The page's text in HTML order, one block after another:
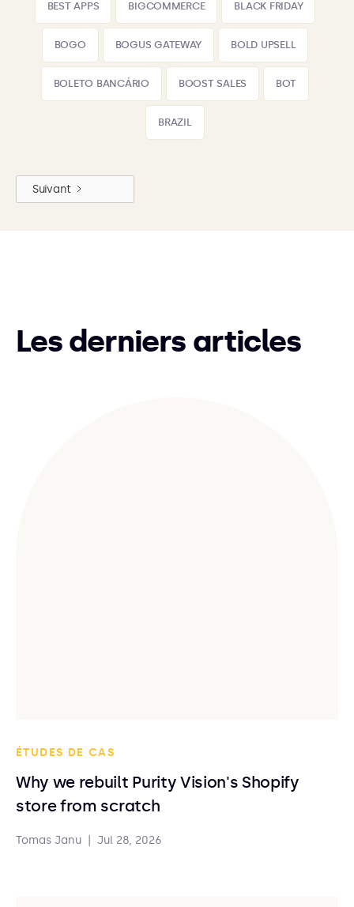
BEST APPS BIGCOMMERCE BLACK FRIDAY
BOGO BOGUS GATEWAY BOLD UPSELL
BOLETO BANCÁRIO BOOST SALES BOT
BRAZIL
Suivant
Les derniers articles
ÉTUDES DE CAS
Why we rebuilt Purity Vision's Shopify
store from scratch
Tomas Janu Jul 28, 2026